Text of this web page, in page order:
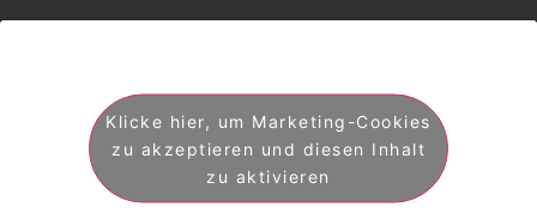
Klicke hier, um Marketing-Cookies
zu akzeptieren und diesen Inhalt
zu aktivieren